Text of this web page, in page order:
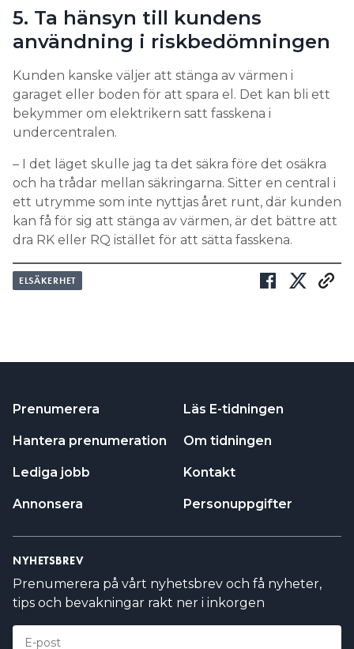
5. Ta hänsyn till kundens
användning i riskbedömningen
Kunden kanske väljer att stänga av värmen i
garaget eller boden för att spara el. Det kan bli ett
bekymmer om elektrikern satt fasskena i
undercentralen.
– I det läget skulle jag ta det säkra före det osäkra
och ha trådar mellan säkringarna. Sitter en central i
ett utrymme som inte nyttjas året runt, där kunden
kan få för sig att stänga av värmen, är det bättre att
dra RK eller RQ istället för att sätta fasskena.
ELSÄKERHET
Prenumerera
Hantera prenumeration
Lediga jobb
Annonsera
Läs E-tidningen
Om tidningen
Kontakt
Personuppgifter
NYHETSBREV
Prenumerera på vårt nyhetsbrev och få nyheter,
tips och bevakningar rakt ner i inkorgen